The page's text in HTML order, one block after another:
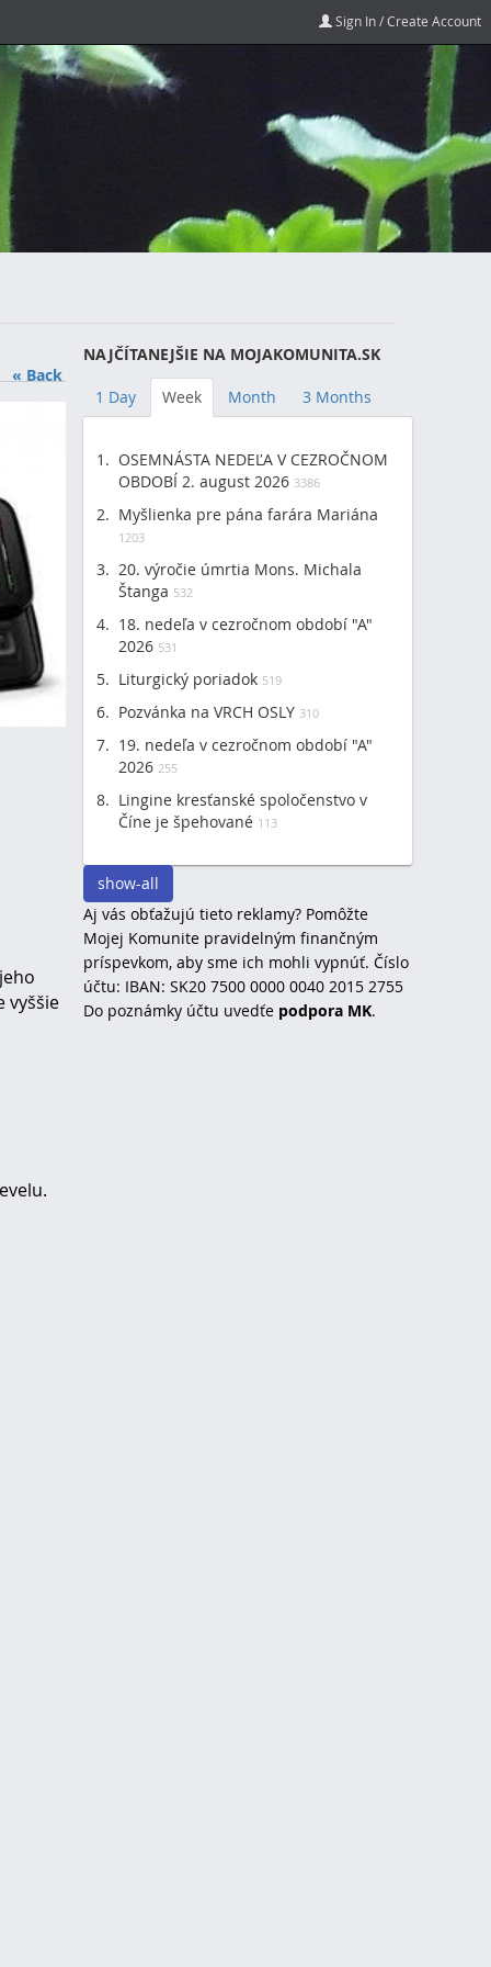
Sign In / Create Account
« Back
vyššie
NAJČÍTANEJŠIE NA MOJAKOMUNITA.SK
1 Day Week Month 3 Months
OSEMNÁSTA NEDEĽA V CEZROČNOM
OBDOBÍ 2. august 2026 3386
Myšlienka pre pána farára Mariána
1203
20. výročie úmrtia Mons. Michala
Štanga 532
18. nedeľa v cezročnom období "A"
2026 531
Liturgický poriadok 519
Pozvánka na VRCH OSLY 310
19. nedeľa v cezročnom období "A"
2026 255
Lingine kresťanské spoločenstvo v
Číne je špehované 113
show-all
Aj vás obťažujú tieto reklamy? Pomôžte
Mojej Komunite pravidelným finančným
príspevkom, aby sme ich mohli vypnúť. Číslo
účtu: IBAN: SK20 7500 0000 0040 2015 2755
Do poznámky účtu uvedťe podpora MK.